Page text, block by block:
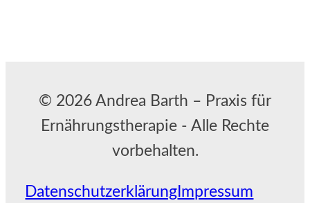
© 2026 Andrea Barth – Praxis für
Ernährungstherapie - Alle Rechte
vorbehalten.
Datenschutzerklärung Impressum